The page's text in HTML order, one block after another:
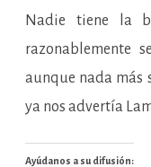
Nadie tiene la
razonablemente
aunque nada más
ya nos advertía
Ayúdanos a su difusión: